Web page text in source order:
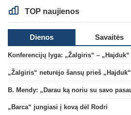
TOP naujienos
Dienos Savaitės
„Žalgiris“ neturėjo šansų prieš „Hajduk“
„Barca“ jungiasi į kovą dėl Rodri